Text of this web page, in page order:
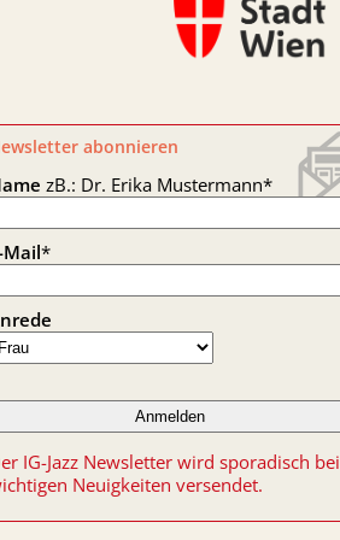
abonnieren
zB.: Dr. Erika Mustermann*
Mail*
IG-Jazz Newsletter wird sporadisch bei
Neuigkeiten versendet.